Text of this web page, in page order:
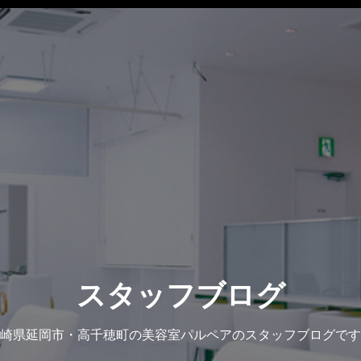
スタッフブログ
県延岡市・高千穂町の美容室パルペアのスタッフブログで